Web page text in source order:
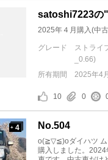
satoshi7223の
2025年４月購入(中
グレード
ストライ
_0.66)
所有期間
2025年4
10 0
+ 4 No.504
o(≧▽≦)oダイハツ ム
購入しました。